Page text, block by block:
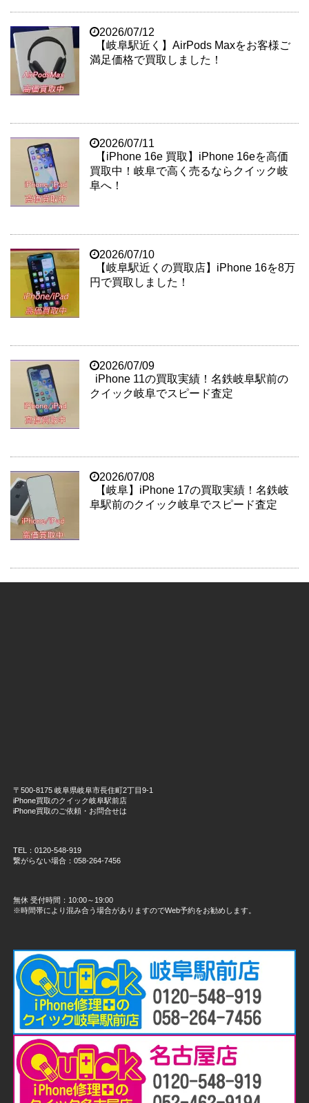
2026/07/12
【岐阜駅近く】AirPods Maxをお客様ご
満足価格で買取しました！
2026/07/11
【iPhone 16e 買取】iPhone 16eを高価
買取中！岐阜で高く売るならクイック岐
阜へ！
2026/07/10
【岐阜駅近くの買取店】iPhone 16を8万
円で買取しました！
2026/07/09
iPhone 11の買取実績！名鉄岐阜駅前の
クイック岐阜でスピード査定
2026/07/08
【岐阜】iPhone 17の買取実績！名鉄岐
阜駅前のクイック岐阜でスピード査定
〒500-8175 岐阜県岐阜市長住町2丁目9-1
iPhone買取のクイック岐阜駅前店
iPhone買取のご依頼・お問合せは
TEL：0120-548-919
繋がらない場合：058-264-7456
無休 受付時間：10:00～19:00
※時間帯により混み合う場合がありますのでWeb予約をお勧めします。